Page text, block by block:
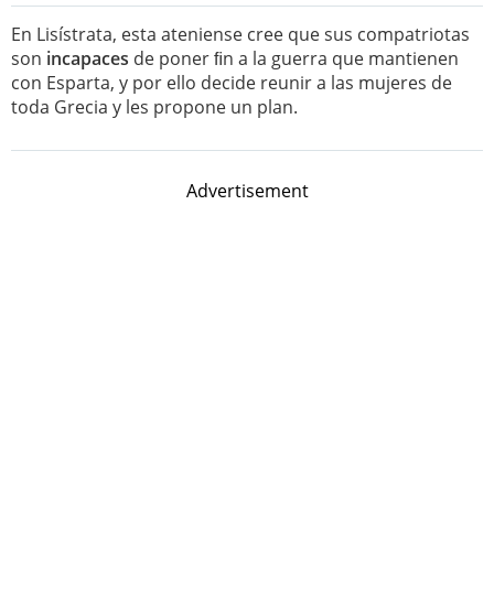
En Lisístrata, esta ateniense cree que sus compatriotas
son incapaces de poner ﬁn a la guerra que mantienen
con Esparta, y por ello decide reunir a las mujeres de
toda Grecia y les propone un plan.
Advertisement